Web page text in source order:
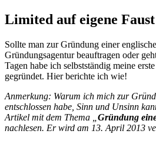
Limited auf eigene
Sollte man zur Gründung einer
Gründungsagentur beauftragen oder
Tagen habe ich selbstständig meine
gegründet. Hier berichte ich wie!
Anmerkung: Warum ich mich zur
entschlossen habe, Sinn und Unsinn
Artikel mit dem Thema „ Gründung
nachlesen. Er wird am 13. April 2013